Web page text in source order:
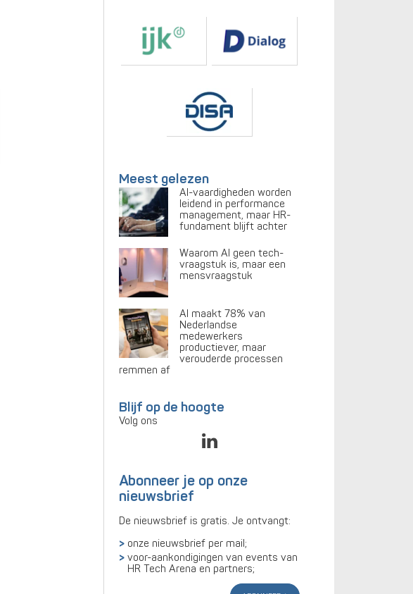
Meest gelezen
AI-vaardigheden worden
leidend in performance
management, maar HR-
fundament blijft achter
Waarom AI geen tech-
vraagstuk is, maar een
mensvraagstuk
AI maakt 78% van
Nederlandse
medewerkers
productiever, maar
verouderde processen
remmen af
Blijf op de hoogte
Volg ons
Abonneer je op onze
nieuwsbrief
De nieuwsbrief is gratis. Je ontvangt:
onze nieuwsbrief per mail;
voor-aankondigingen van events van
HR Tech Arena en partners;